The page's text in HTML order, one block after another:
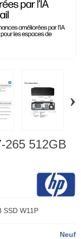
›
265 512GB
SSD W11P
Neuf